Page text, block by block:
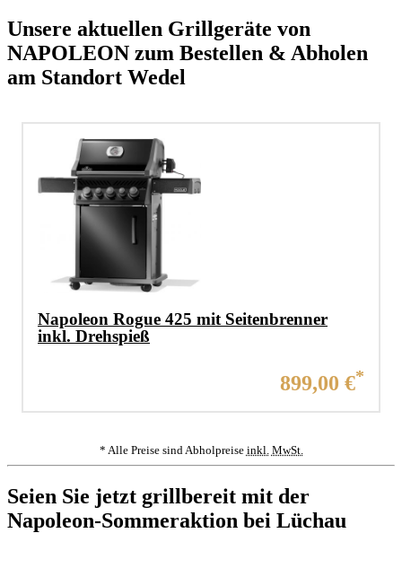
Unsere aktuellen Grillgeräte von
NAPOLEON zum Bestellen & Abholen
am Standort Wedel
Napoleon Rogue 425 mit Seitenbrenner
inkl. Drehspieß
Aktueller Preis:
899,00 €*
* Alle Preise sind Abholpreise inkl. MwSt.
Seien Sie jetzt grillbereit mit der
Napoleon-Sommeraktion bei Lüchau